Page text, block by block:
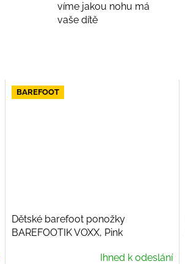
víme jakou nohu má
vaše dítě
BAREFOOT
Dětské barefoot ponožky
BAREFOOTIK VOXX, Pink
Ihned k odeslání